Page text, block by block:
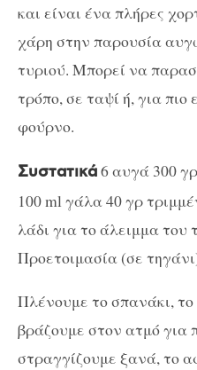
και είναι ένα πλήρες
χάρη στην παρουσία
τυριού. Μπορεί να
τρόπο, σε ταψί ή, για
φούρνο.
Συστατικά6 αυγά 300
100 ml γάλα 40 γρ
λάδι για το άλειμμα του
Προετοιμασία (σε
Πλένουμε το σπανάκι,
βράζουμε στον ατμό για
στραγγίζουμε ξανά, το